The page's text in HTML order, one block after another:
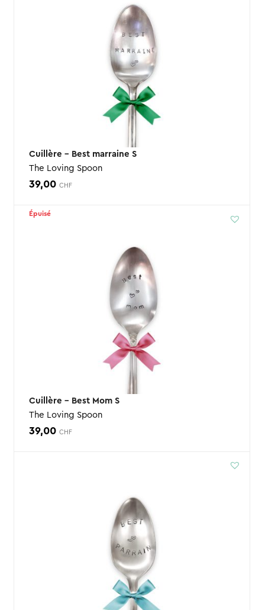
Cuillère – Best marraine S
The Loving Spoon
39,00 CHF
Épuisé
Cuillère – Best Mom S
The Loving Spoon
39,00 CHF